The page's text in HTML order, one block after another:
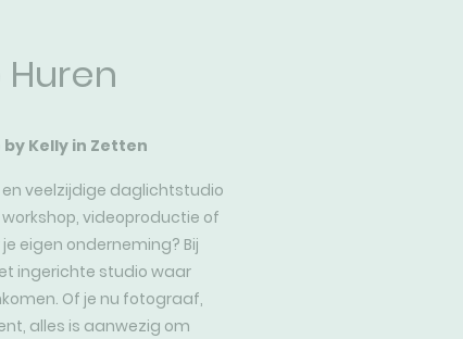
Kelly in Zetten
en veelzijdige daglichtstudio
videoproductie of
eigen onderneming? Bij
ingerichte studio waar
Of je nu fotograaf,
alles is aanwezig om